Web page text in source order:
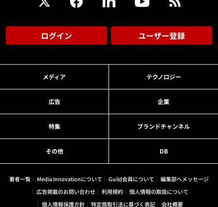
ログイン ユーザー登録
メディア テクノロジー
広告 企業
特集 ブランドチャンネル
その他 DB
著者一覧 Media Innovationについて Guild会員について
編集部へメッセージ
広告掲載のお問い合わせ
利用規約
個人情報の取扱について
個人情報保護方針
特定商取引法に基づく表記 会社概要